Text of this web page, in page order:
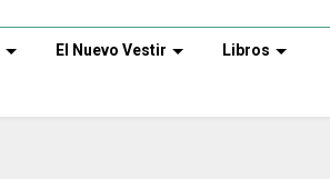
El Nuevo Vestir Libros